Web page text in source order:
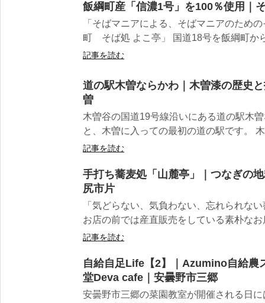
飯綱町産「信濃1号」を100％使用｜
「そばマニアによる、そばマニアのため
町 そば処 よこ亭」 国道18号を飯綱町か
記事を読む
道の駅木曽ならかわ｜木曽漆の歴史
曽
木曽谷の国道19号線沿いにある道の駅木
と、木曽に入っての最初の道の駅です。
記事を読む
手打ち蕎麦処「山麓亭」｜つなぎの
尻市片
「気どらない、気負わない、忘れられな
お店の前では産直販売をしている素朴な
記事を読む
自給自足Life【2】｜Azumino自給農
堂Deva cafe｜安曇野市三郷
安曇野市三郷の菜園教室が開催される日